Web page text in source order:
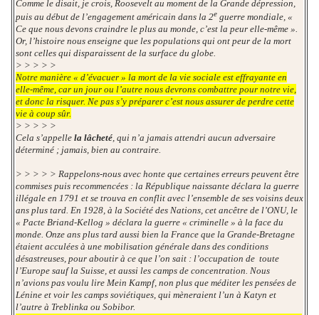
Comme le disait, je crois, Roosevelt au moment de la Grande dépression,
puis au début de l’engagement américain dans la 2eguerre mondiale, «
Ce que nous devons craindre le plus au monde, c’est la peur elle-même ».
Or, l’histoire nous enseigne que les populations qui ont peur de la mort
sont celles qui disparaissent de la surface du globe.
> > > > >
Notre manière « d’évacuer » la mort de la vie sociale est effrayante en
elle-même, car un jour ou l’autre nous devrons combattre pour notre vie,
et donc la risquer. Ne pas s’y préparer c’est nous assurer de perdre cette
vie à coup sûr.
> > > > >
Cela s’appelle la lâcheté, qui n’a jamais attendri aucun adversaire
déterminé ; jamais, bien au contraire.
> > > > > Rappelons-nous avec honte que certaines erreurs peuvent être
commises puis recommencées : la République naissante déclara la guerre
illégale en 1791 et se trouva en conflit avec l’ensemble de ses voisins deux
ans plus tard. En 1928, à la Société des Nations, cet ancêtre de l’ONU, le
« Pacte Briand-Kellog » déclara la guerre « criminelle » à la face du
monde. Onze ans plus tard aussi bien la France que la Grande-Bretagne
étaient acculées à une mobilisation générale dans des conditions
désastreuses, pour aboutir à ce que l’on sait : l’occupation de toute
l’Europe sauf la Suisse, et aussi les camps de concentration. Nous
n’avions pas voulu lire Mein Kampf, non plus que méditer les pensées de
Lénine et voir les camps soviétiques, qui mèneraient l’un à Katyn et
l’autre à Treblinka ou Sobibor.